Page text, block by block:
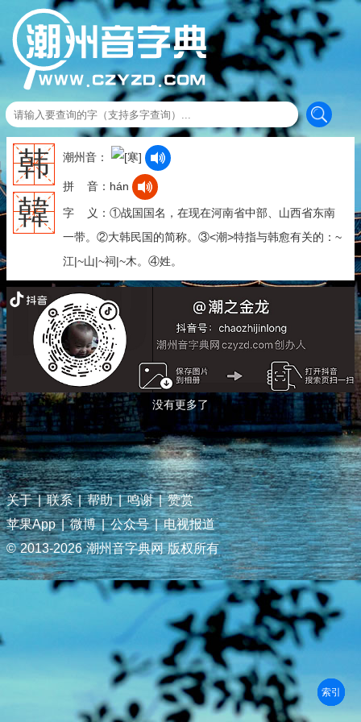
韩
韓
潮州音：
拼 音：hán
字 义：①战国国名，在现在河南省中部、山西省东南
一带。②大韩民国的简称。③<潮>特指与韩愈有关的：~
江|~山|~祠|~木。④姓。
没有更多了
关于 | 联系 | 帮助 | 鸣谢 | 赞赏
苹果App | 微博 | 公众号 | 电视报道
© 2013-2026 潮州音字典网 版权所有
部首
笔划
拼音
潮拼